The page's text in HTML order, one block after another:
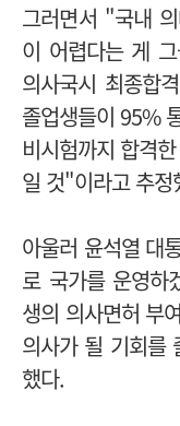
그러면서 "국내
이 어렵다는 게
의사국시 최종합
졸업생들이 95%
비시험까지 합격
일 것"이라고 추정
아울러 윤석열 대
로 국가를 운영하
생의 의사면허 부
의사가 될 기회를
했다.